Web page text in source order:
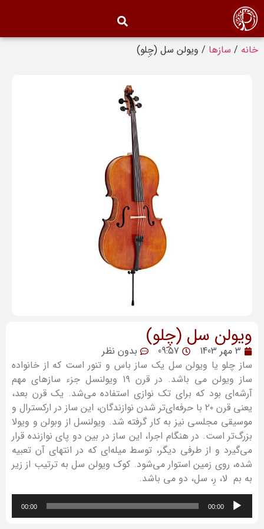
خانه / سازها / ویولن سل (چِلو)
ویولن سل (چِلو)
3 مهر 1403 09:57
بدون نظر
ساز چلو یا ویولن سل یک ساز باس و تنور است که از خانواده
ساز ویولن می باشد. در قرن ۱۹ ویولنسل جزء سازهای مهم
آرشه‌ای بود که برای تک نوازی استفاده می‌شد. یک قرن بعد،
یعنی قرن ۲۰ با حرفه‌ای‌تر شدن نوازندگان، این ساز در ارکسترال و
موسیقی مجلسی نیز به کار گرفته شد. ویولنسل از وبولن و ویولا
بزرگ‌تر است. در هنگام اجرا، این ساز در بین دو پای نوازنده قرار
می‌گیرد و از طرفی دیگر، توسط میله‌ای که در انتهای آن تعبیه
شده، روی زمین استوار می‌شود. کوک ویولن سل به ترتیب از زیر
به بم لا، رِ، سل، دو می باشد.
پخش‌کننده
صوت
00:00
00:00